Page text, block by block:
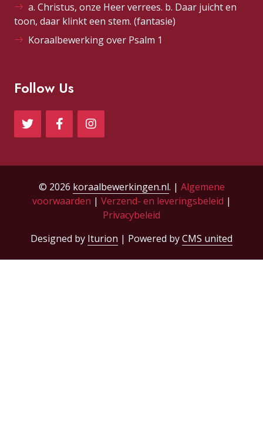
a. Christus, onze Heer verrees. b. Daar juicht en
toon, daar klinkt een stem. (fantasie)
Koraalbewerking over Psalm 1
Follow Us
© 2026 koraalbewerkingen.nl. | Algemene
voorwaarden | Verzend- en leveringsbeleid |
Privacybeleid
Designed by Iturion | Powered byCMS united